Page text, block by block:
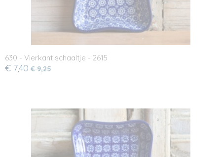
630 - Vierkant schaaltje - 2615
€ 7,40 € 9,25